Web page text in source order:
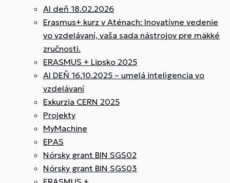
AI deň 18.02.2026
Erasmus+ kurz v Aténach: Inovatívne vedenie
vo vzdelávaní, vaša sada nástrojov pre mäkké
zručnosti.
ERASMUS + Lipsko 2025
AI DEŇ 16.10.2025 – umelá inteligencia vo
vzdelávaní
Exkurzia CERN 2025
Projekty
MyMachine
EPAS
Nórsky grant BIN SGS02
Nórsky grant BIN SGS03